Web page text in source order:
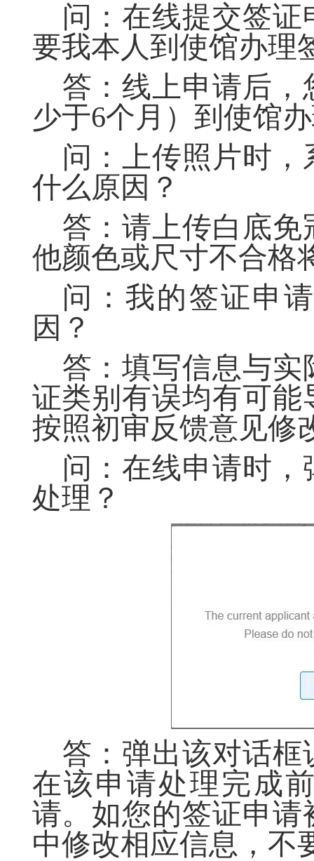
问：在线提交签
要我本人到使馆办理
答：线上申请后
少于6个月）到使馆
问：上传照片时
什么原因？
答：请上传白底
他颜色或尺寸不合格
问：我的签证申
因？
答：填写信息与
证类别有误均有可
按照初审反馈意见修
问：在线申请时
处理？
答：弹出该对话
在该申请处理完成
请。如您的签证申
中修改相应信息，不